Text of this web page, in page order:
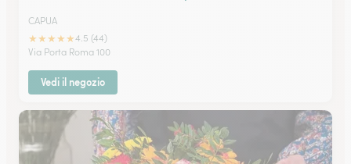
CAPUA
★★★★★4.5 (44)
Via Porta Roma 100
Vedi il negozio